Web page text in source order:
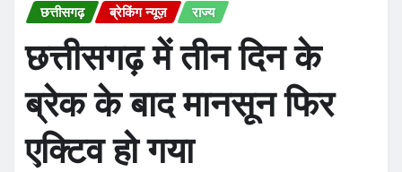
छत्तीसगढ़ ब्रेकिंग न्यूज़ राज्य
छत्तीसगढ़ में तीन दिन के
ब्रेक के बाद मानसून फिर
एक्टिव हो गया